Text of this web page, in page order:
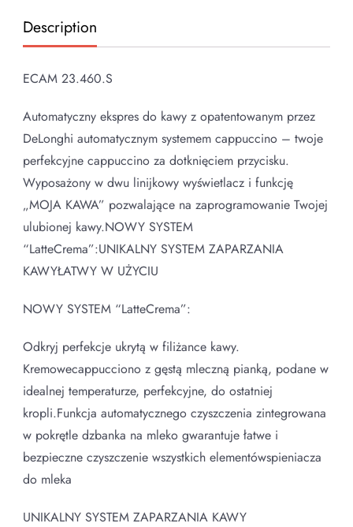
Description
ECAM 23.460.S
Automatyczny ekspres do kawy z opatentowanym przez
DeLonghi automatycznym systemem cappuccino – twoje
perfekcyjne cappuccino za dotknięciem przycisku.
Wyposażony w dwu linijkowy wyświetlacz i funkcję
„MOJA KAWA” pozwalające na zaprogramowanie Twojej
ulubionej kawy.NOWY SYSTEM
“LatteCrema”:UNIKALNY SYSTEM ZAPARZANIA
KAWYŁATWY W UŻYCIU
NOWY SYSTEM “LatteCrema”:
Odkryj perfekcje ukrytą w filiżance kawy.
Kremowecappucciono z gęstą mleczną pianką, podane w
idealnej temperaturze, perfekcyjne, do ostatniej
kropli.Funkcja automatycznego czyszczenia zintegrowana
w pokrętle dzbanka na mleko gwarantuje łatwe i
bezpieczne czyszczenie wszystkich elementówspieniacza
do mleka
UNIKALNY SYSTEM ZAPARZANIA KAWY